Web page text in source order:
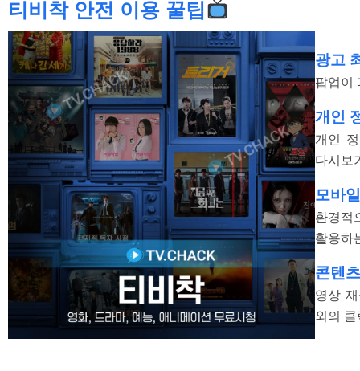
티비착 안전 이용 꿀팁
광고
팝업이
개인
개인
다시보
모바
환경적
활용하
콘텐
영상
외의